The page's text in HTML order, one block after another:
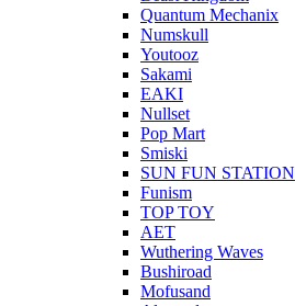
Quantum Mechanix
Numskull
Youtooz
Sakami
EAKI
Nullset
Pop Mart
Smiski
SUN FUN STATION
Funism
TOP TOY
AET
Wuthering Waves
Bushiroad
Mofusand